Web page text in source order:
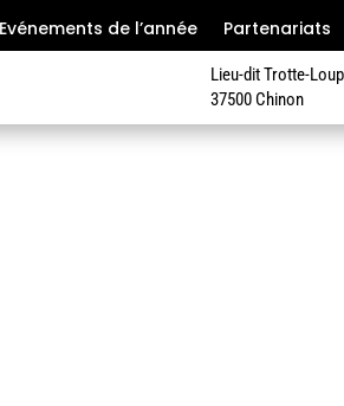
Evénements de l’année Partenariats
Lieu-dit Trotte-
37500 Chinon